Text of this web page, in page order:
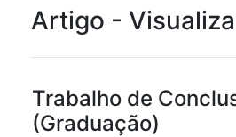
Artigo -
Trabalho de
(Graduação)